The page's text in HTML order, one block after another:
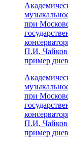
при
П.И.
пример
при
П.И.
пример